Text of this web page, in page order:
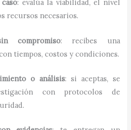
: evalúa la viabilidad, el nivel
recursos necesarios.
compromiso: recibes una
tiempos, costos y condiciones.
o análisis: si aceptas, se
con protocolos de